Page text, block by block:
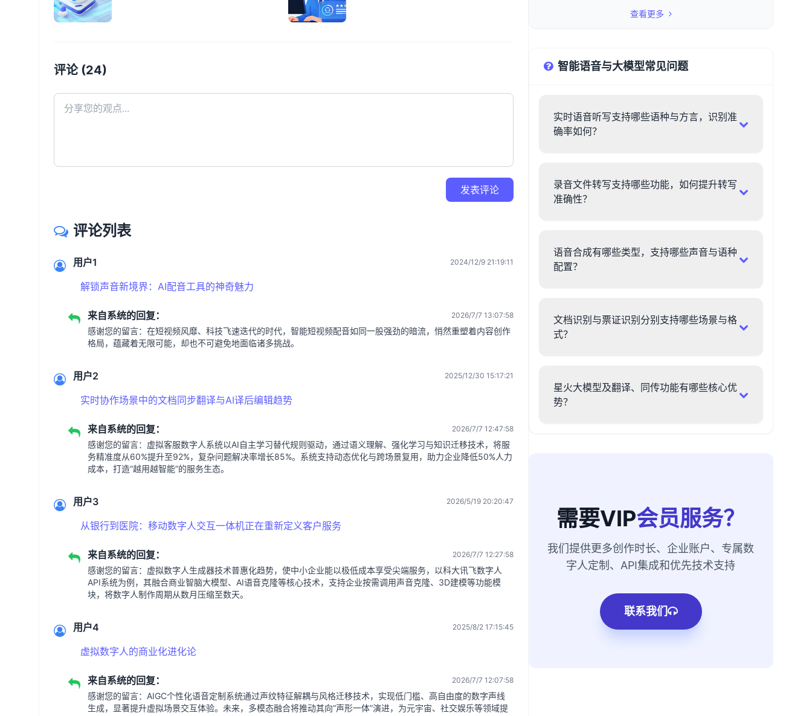
评论 (24)
发表评论
评论列表
用户1 2024/12/9 21:19:11
解锁声音新境界：AI配音工具的神奇魅力
来自系统的回复： 2026/7/7 13:07:58
感谢您的留言：在短视频风靡、科技飞速迭代的时代，智能短视频配音如同一股强劲的暗流，悄然重塑着内容创作
格局，蕴藏着无限可能，却也不可避免地面临诸多挑战。
用户2 2025/12/30 15:17:21
实时协作场景中的文档同步翻译与AI译后编辑趋势
来自系统的回复： 2026/7/7 12:47:58
感谢您的留言：虚拟客服数字人系统以AI自主学习替代规则驱动，通过语义理解、强化学习与知识迁移技术，将服
务精准度从60%提升至92%，复杂问题解决率增长85%。系统支持动态优化与跨场景复用，助力企业降低50%人力
成本，打造“越用越智能”的服务生态。
用户3 2026/5/19 20:20:47
从银行到医院：移动数字人交互一体机正在重新定义客户服务
来自系统的回复： 2026/7/7 12:27:58
感谢您的留言：虚拟数字人生成器技术普惠化趋势，使中小企业能以极低成本享受尖端服务，以科大讯飞数字人
API系统为例，其融合商业智脑大模型、AI语音克隆等核心技术，支持企业按需调用声音克隆、3D建模等功能模
块，将数字人制作周期从数月压缩至数天。
用户4 2025/8/2 17:15:45
虚拟数字人的商业化进化论
来自系统的回复： 2026/7/7 12:07:58
感谢您的留言：AIGC个性化语音定制系统通过声纹特征解耦与风格迁移技术，实现低门槛、高自由度的数字声线
生成，显著提升虚拟场景交互体验。未来，多模态融合将推动其向“声形一体”演进，为元宇宙、社交娱乐等领域提
查看更多
智能语音与大模型常见问题
实时语音听写支持哪些语种与方言，识别准
确率如何？
录音文件转写支持哪些功能，如何提升转写
准确性？
语音合成有哪些类型，支持哪些声音与语种
配置？
文档识别与票证识别分别支持哪些场景与格
式？
星火大模型及翻译、同传功能有哪些核心优
势？
需要VIP会员服务？
我们提供更多创作时长、企业账户、专属数
字人定制、API集成和优先技术支持
联系我们